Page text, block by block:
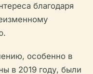
благодаря
особенно в
в 2019 году, были